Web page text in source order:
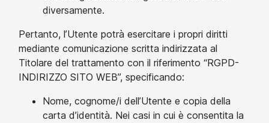
diversamente.
Pertanto, l’Utente potrà esercitare i propri diritti
mediante comunicazione scritta indirizzata al
Titolare del trattamento con il riferimento “RGPD-
INDIRIZZO SITO WEB”, specificando:
Nome, cognome/i dell’Utente e copia della
carta d’identità. Nei casi in cui è consentita la